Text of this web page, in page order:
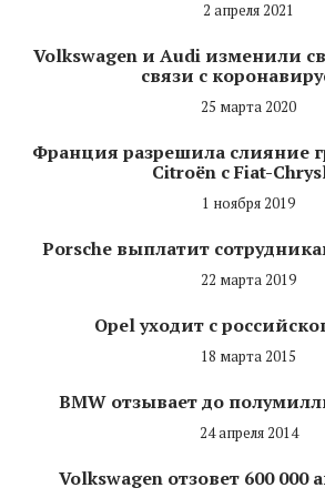
2 апреля 2021
Volkswagen и Audi изменили
связи с
25 марта 2020
Франция разрешила слияние
Citroёn с Fiat-
1 ноября 2019
Porsche выплатит
22 марта 2019
Opel уходит с
18 марта 2015
BMW отзывает до
24 апреля 2014
Volkswagen отзовет 600 000